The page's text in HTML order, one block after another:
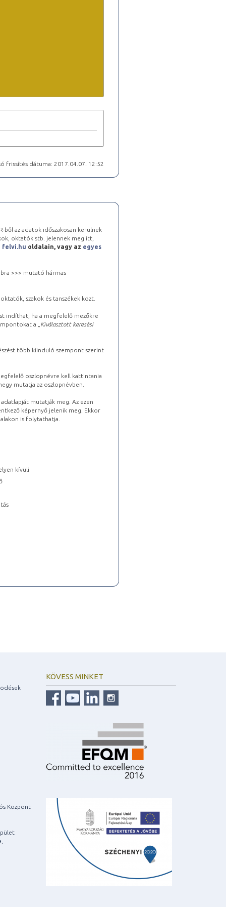
frissítés dátuma: 2017.04.07. 12:52
ből az adatok időszakosan kerülnek
oktatók stb. jelennek meg itt,
felvi.hu oldalain, vagy az egyes
>>> mutató hármas
szakok és tanszékek közt.
indíthat, ha a megfelelő mezőkre
a „ Kiválasztott keresési
több kiinduló szempont szerint
oszlopnévre kell kattintania
mutatja az oszlopnévben.
mutatják meg. Az ezen
képernyő jelenik meg. Ekkor
is folytathatja.
kívüli
Központ
KÖVESS MINKET